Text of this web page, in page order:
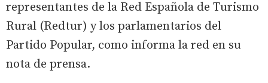
representantes de la Red Española de Turismo
Rural (Redtur) y los parlamentarios del
Partido Popular, como informa la red en su
nota de prensa.